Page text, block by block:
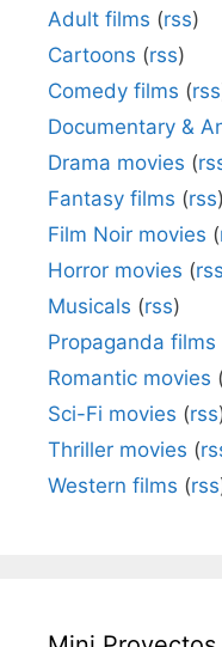
Adult films (rss)
Cartoons (rss)
Comedy films (rss
Documentary &
Drama movies (
Fantasy films (rss)
Film Noir movies (
Horror movies (rss
Musicals (rss)
Propaganda films
Romantic movies (
Sci-Fi movies (rss
Thriller movies (
Western films (rss